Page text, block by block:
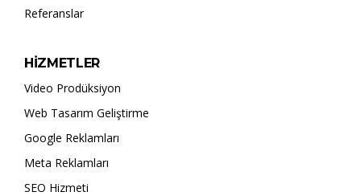
Referanslar
HİZMETLER
Video Prodüksiyon
Web Tasarım Geliştirme
Google Reklamları
Meta Reklamları
SEO Hizmeti